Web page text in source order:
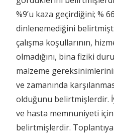
%9’u kaza geçirdiğini; %
dinlenemediğini
çalışma koşullarının,
olmadığını, bina fiziki
malzeme
ve zamanında
olduğunu belirtmişlerdir.
ve hasta memnuniyeti
belirtmişlerdir.